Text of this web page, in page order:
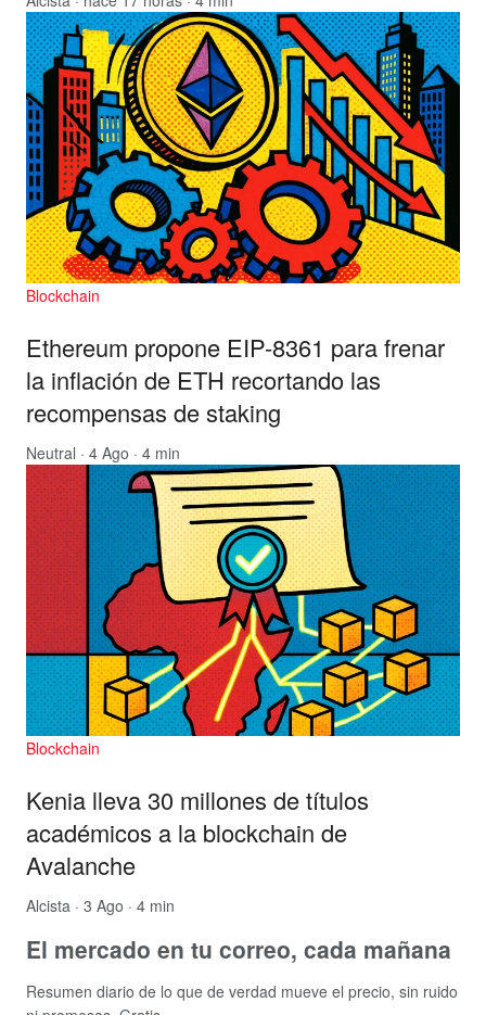
Blockchain
Ethereum propone EIP-8361 para frenar
la inflación de ETH recortando las
recompensas de staking
Neutral · 4 Ago · 4 min
Blockchain
Kenia lleva 30 millones de títulos
académicos a la blockchain de
Avalanche
Alcista · 3 Ago · 4 min
El mercado en tu correo, cada mañana
Resumen diario de lo que de verdad mueve el precio, sin ruido